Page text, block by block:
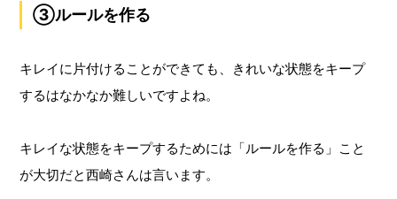
③ルールを作る
キレイに片付けることができても、きれいな状態をキープ
するはなかなか難しいですよね。
キレイな状態をキープするためには「ルールを作る」こと
が大切だと西崎さんは言います。